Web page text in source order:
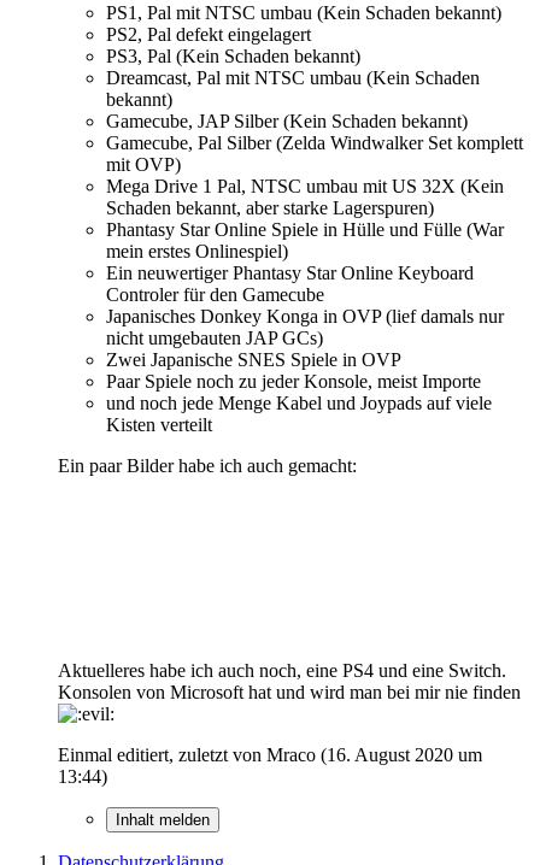
PS1, Pal mit NTSC umbau (Kein Schaden bekannt)
PS2, Pal defekt eingelagert
PS3, Pal (Kein Schaden bekannt)
Dreamcast, Pal mit NTSC umbau (Kein Schaden
bekannt)
Gamecube, JAP Silber (Kein Schaden bekannt)
Gamecube, Pal Silber (Zelda Windwalker Set komplett
mit OVP)
Mega Drive 1 Pal, NTSC umbau mit US 32X (Kein
Schaden bekannt, aber starke Lagerspuren)
Phantasy Star Online Spiele in Hülle und Fülle (War
mein erstes Onlinespiel)
Ein neuwertiger Phantasy Star Online Keyboard
Controler für den Gamecube
Japanisches Donkey Konga in OVP (lief damals nur
nicht umgebauten JAP GCs)
Zwei Japanische SNES Spiele in OVP
Paar Spiele noch zu jeder Konsole, meist Importe
und noch jede Menge Kabel und Joypads auf viele
Kisten verteilt
Ein paar Bilder habe ich auch gemacht:
Aktuelleres habe ich auch noch, eine PS4 und eine Switch.
Konsolen von Microsoft hat und wird man bei mir nie finden
Einmal editiert, zuletzt von Mraco (16. August 2020 um
13:44)
Inhalt melden